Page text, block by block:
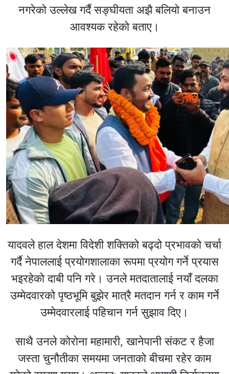
नगरेको उल्लेख गर्दै सङ्घीयता अझै बलियो बनाउन
आवश्यक रहेको बताए।
यादवले हाल देशमा विदेशी शक्तिको बढ्दो प्रभावको चर्चा
गर्दै नेपाललाई प्रयोगशालाका रूपमा प्रयोग गर्ने प्रयास
भइरहेको दाबी पनि गरे। उनले मतदातालाई नयाँ दलका
उम्मेदवारको पृष्ठभूमि बुझेर मात्रै मतदान गर्न र काम गर्ने
उम्मेदवारलाई पहिचान गर्न सुझाव दिए।
साथै उनले कोरोना महामारी, खानेपानी संकट र हैजा
जस्ता चुनौतीका समयमा जनताको बीचमा रहेर काम